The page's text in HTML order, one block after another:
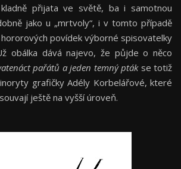
přijata ve světě, ba i samotnou
jako u „mrtvoly“, i v tomto případě
povídek výborné spisovatelky
obálka dává najevo, že půjde o něco
pařátů a jeden temný ptákse totiž
grafičky Adély Korbelářové, které
ještě na vyšší úroveň.